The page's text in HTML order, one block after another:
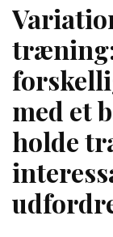
med et
holde